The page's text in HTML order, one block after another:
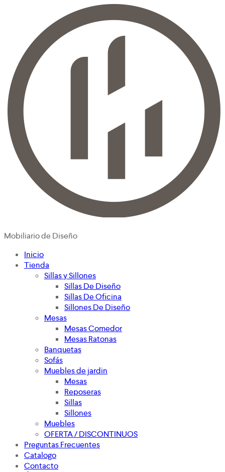
Mobiliario de Diseño
Inicio
Tienda
Sillas y Sillones
Sillas De Diseño
Sillas De Oficina
Sillones De Diseño
Mesas
Mesas Comedor
Mesas Ratonas
Banquetas
Sofás
Muebles de jardin
Mesas
Reposeras
Sillas
Sillones
Muebles
OFERTA / DISCONTINUOS
Preguntas Frecuentes
Catalogo
Contacto